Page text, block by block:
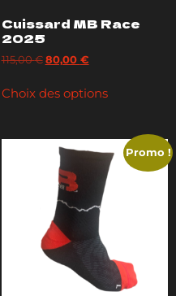
Cuissard MB Race
2025
115,00€ 80,00 €
Choix des options
Promo !